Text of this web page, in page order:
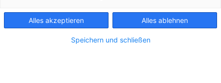
Impressum
Alles akzeptieren Alles ablehnen
Speichern und schließen